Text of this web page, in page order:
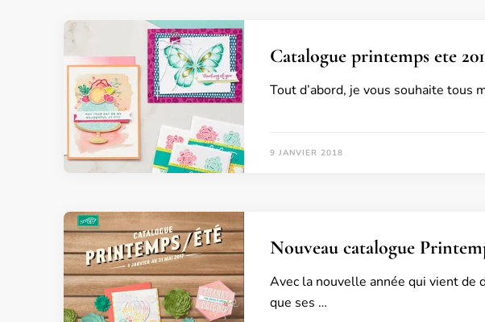
Catalogue printemps ete
Tout d’abord, je vous souhaite tous
9 JANVIER 2018
Nouveau catalogue
Avec la nouvelle année qui vient de
que ses …